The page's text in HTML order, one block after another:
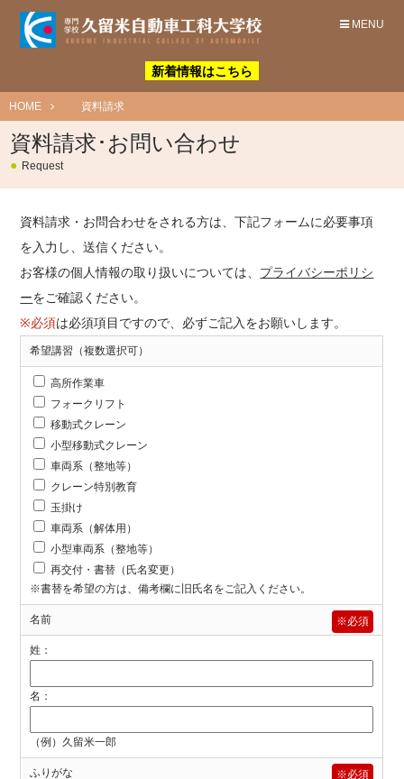
MENU
新着情報はこちら
HOME 資料請求
資料請求･お問い合わせ
● Request
資料請求・お問合わせをされる方は、下記フォームに必要事項
を入力し、送信ください。
お客様の個人情報の取り扱いについては、 プライバシーポリシ
ーをご確認ください。
※必須は必須項目ですので、必ずご記入をお願いします。
希望講習（複数選択可）
高所作業車
フォークリフト
移動式クレーン
小型移動式クレーン
車両系（整地等）
クレーン特別教育
玉掛け
車両系（解体用）
小型車両系（整地等）
再交付・書替（氏名変更）
※書替を希望の方は、備考欄に旧氏名をご記入ください。
名前 ※必須
姓：
名：
（例）久留米一郎
ふりがな ※必須